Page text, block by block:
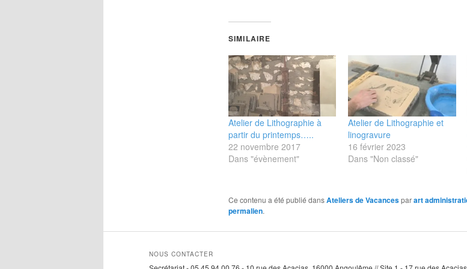
SIMILAIRE
Atelier de Lithographie à
partir du printemps…..
22 novembre 2017
Dans "évènement"
Atelier de Lithographie et
linogravure
16 février 2023
Dans "Non classé"
Ce contenu a été publié dansAteliers de Vacancesparart
permalien.
NOUS CONTACTER